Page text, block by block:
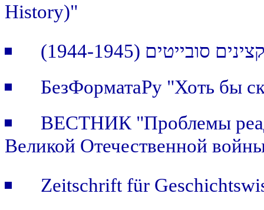
History)"
(1944-1945
БезФорматаРу "Хоть бы
ВЕСТНИК "Проблемы
Великой Отечественной
Zeitschrift für